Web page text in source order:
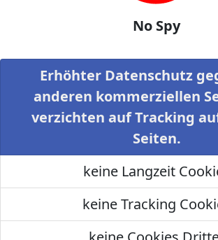
No Spy
Erhöhter Datenschutz
anderen kommerziellen
verzichten auf Tracking
Seiten.
keine Langzeit
keine Tracking